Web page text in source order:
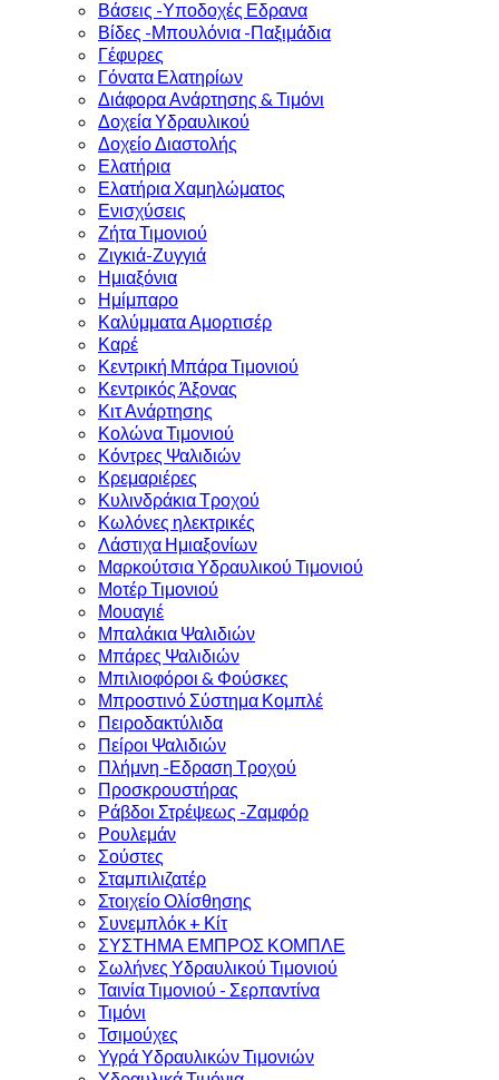
Βάσεις -Υποδοχές Εδρανα
Βίδες -Μπουλόνια -Παξιμάδια
Γέφυρες
Γόνατα Ελατηρίων
Διάφορα Ανάρτησης & Τιμόνι
Δοχεία Υδραυλικού
Δοχείο Διαστολής
Ελατήρια
Ελατήρια Χαμηλώματος
Ενισχύσεις
Ζήτα Τιμονιού
Ζιγκιά-Ζυγγιά
Ημιαξόνια
Ημίμπαρο
Καλύμματα Αμορτισέρ
Καρέ
Κεντρική Μπάρα Τιμονιού
Κεντρικός Άξονας
Κιτ Ανάρτησης
Κολώνα Τιμονιού
Κόντρες Ψαλιδιών
Κρεμαριέρες
Κυλινδράκια Τροχού
Κωλόνες ηλεκτρικές
Λάστιχα Ημιαξονίων
Μαρκούτσια Υδραυλικού Τιμονιού
Μοτέρ Τιμονιού
Μουαγιέ
Μπαλάκια Ψαλιδιών
Μπάρες Ψαλιδιών
Μπιλιοφόροι & Φούσκες
Μπροστινό Σύστημα Κομπλέ
Πειροδακτύλιδα
Πείροι Ψαλιδιών
Πλήμνη -Εδραση Τροχού
Προσκρουστήρας
Ράβδοι Στρέψεως -Ζαμφόρ
Ρουλεμάν
Σούστες
Σταμπιλιζατέρ
Στοιχείο Ολίσθησης
Συνεμπλόκ + Κίτ
ΣΥΣΤΗΜΑ ΕΜΠΡΟΣ ΚΟΜΠΛΕ
Σωλήνες Υδραυλικού Τιμονιού
Ταινία Τιμονιού - Σερπαντίνα
Τιμόνι
Τσιμούχες
Υγρά Υδραυλικών Τιμονιών